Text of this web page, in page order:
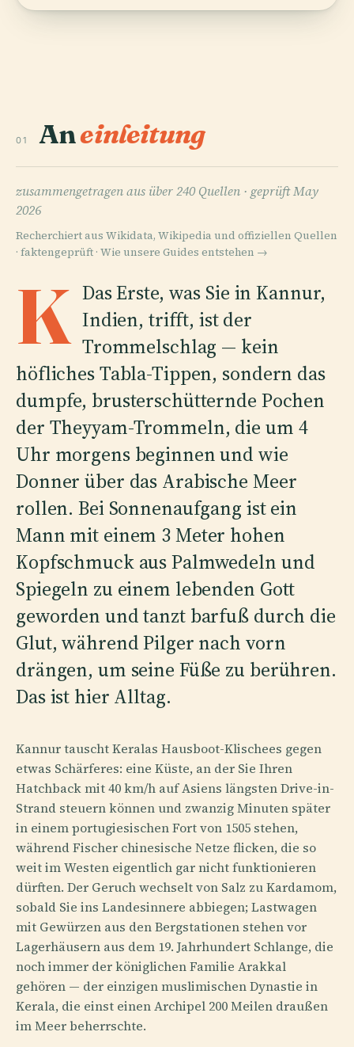
01 Aneinleitung
zusammengetragen aus über 240 Quellen · geprüft May
2026
Recherchiert aus Wikidata, Wikipedia und offiziellen Quellen
· faktengeprüft · Wie unsere Guides entstehen →
K Das Erste, was Sie in Kannur,
Indien, trifft, ist der
Trommelschlag — kein
höfliches Tabla-Tippen, sondern das
dumpfe, brusterschütternde Pochen
der Theyyam-Trommeln, die um 4
Uhr morgens beginnen und wie
Donner über das Arabische Meer
rollen. Bei Sonnenaufgang ist ein
Mann mit einem 3 Meter hohen
Kopfschmuck aus Palmwedeln und
Spiegeln zu einem lebenden Gott
geworden und tanzt barfuß durch die
Glut, während Pilger nach vorn
drängen, um seine Füße zu berühren.
Das ist hier Alltag.
Kannur tauscht Keralas Hausboot-Klischees gegen
etwas Schärferes: eine Küste, an der Sie Ihren
Hatchback mit 40 km/h auf Asiens längsten Drive-in-
Strand steuern können und zwanzig Minuten später
in einem portugiesischen Fort von 1505 stehen,
während Fischer chinesische Netze flicken, die so
weit im Westen eigentlich gar nicht funktionieren
dürften. Der Geruch wechselt von Salz zu Kardamom,
sobald Sie ins Landesinnere abbiegen; Lastwagen
mit Gewürzen aus den Bergstationen stehen vor
Lagerhäusern aus dem 19. Jahrhundert Schlange, die
noch immer der königlichen Familie Arakkal
gehören — der einzigen muslimischen Dynastie in
Kerala, die einst einen Archipel 200 Meilen draußen
im Meer beherrschte.